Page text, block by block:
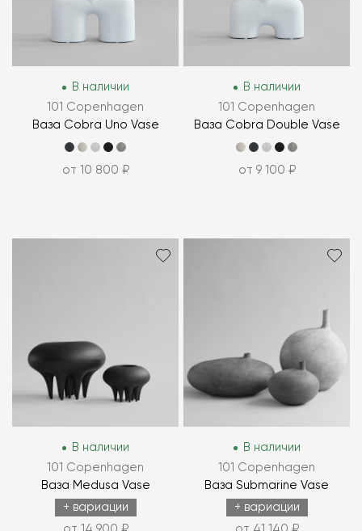
В наличии
101 Copenhagen
Ваза Cobra Uno Vase
от 10 800 ₽
В наличии
101 Copenhagen
Ваза Cobra Double Vase
от 9 100 ₽
В наличии
101 Copenhagen
Ваза Medusa Vase
+ вариации
В наличии
101 Copenhagen
Ваза Submarine Vase
+ вариации